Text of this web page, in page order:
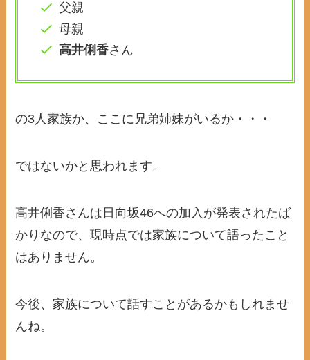
父親
母親
高井俐香さん
の3人家族か、ここに兄弟姉妹がいるか・・・
ではないかと思われます。
高井俐香さんは日向坂46への加入が発表されたば
かりなので、現時点では家族について語ったこと
はありません。
今後、家族について話すことがあるかもしれませ
んね。